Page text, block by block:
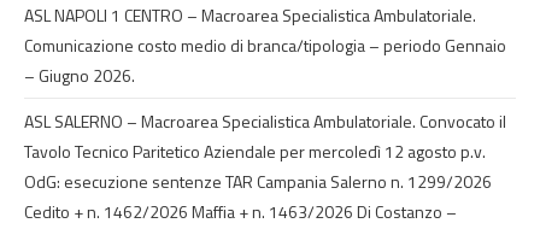
ASL NAPOLI 1 CENTRO – Macroarea Specialistica Ambulatoriale.
Comunicazione costo medio di branca/tipologia – periodo Gennaio
– Giugno 2026.
ASL SALERNO – Macroarea Specialistica Ambulatoriale. Convocato il
Tavolo Tecnico Paritetico Aziendale per mercoledì 12 agosto p.v.
OdG: esecuzione sentenze TAR Campania Salerno n. 1299/2026
Cedito + n. 1462/2026 Maffia + n. 1463/2026 Di Costanzo –